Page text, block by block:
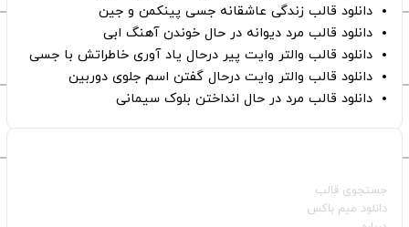
دانلود قالب زندگی عاشقانه جسی پینکمن و جین
دانلود قالب مرد دیوانه در حال خوندن آهنگ ابی
دانلود قالب والتر وایت پیر درحال یاد آوری خاطراتش با جسی
دانلود قالب والتر وایت درحال گفتن اسم جلوی دوربین
دانلود قالب مرد در حال انداختن بلوک سیمانی
جستجوی قالب
دانلود میم باکس